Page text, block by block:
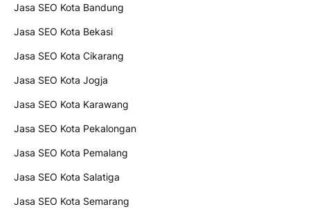
Jasa SEO Kota Bandung
Jasa SEO Kota Bekasi
Jasa SEO Kota Cikarang
Jasa SEO Kota Jogja
Jasa SEO Kota Karawang
Jasa SEO Kota Pekalongan
Jasa SEO Kota Pemalang
Jasa SEO Kota Salatiga
Jasa SEO Kota Semarang